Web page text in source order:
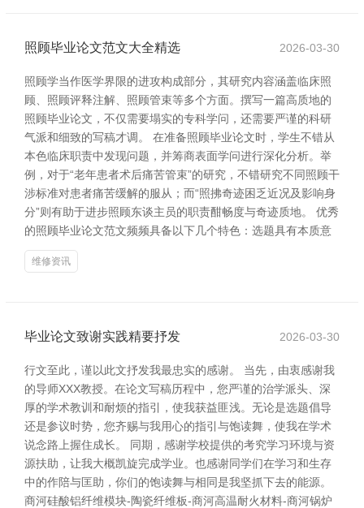
照顾毕业论文范文大全精选 2026-03-30
照顾学当作医学界限的进攻构成部分，其研究内容涵盖临床照
顾、照顾评释注解、照顾管束等多个方面。撰写一篇高质地的
照顾毕业论文，不仅需要塌实的专科学问，还需要严谨的科研
气派和细致的写稿才调。 在准备照顾毕业论文时，学生不错从
本色临床职责中发现问题，并筹商表面学问进行深化分析。举
例，对于“老年患者术后痛苦管束”的研究，不错研究不同照顾干
涉标准对患者痛苦缓解的服从；而“照拂奇迹困乏近况及影响身
分”则有助于进步照顾东谈主员的职责酣畅度与奇迹质地。 优秀
的照顾毕业论文范文频频具备以下几个特色：选题具有本质意
维修资讯
毕业论文致谢实践精要抒发 2026-03-30
行文至此，谨以此文抒发我最忠实的感谢。 当先，由衷感谢我
的导师XXX教授。在论文写稿历程中，您严谨的治学派头、深
厚的学术教训和耐烦的指引，使我获益匪浅。无论是选题倡导
还是参议时势，您齐赐与我用心的指引与饱读舞，使我在学术
说念路上握住成长。 同期，感谢学校提供的考究学习环境与资
源扶助，让我大概凯旋完成学业。也感谢同学们在学习和生存
中的作陪与匡助，你们的饱读舞与相同是我坚抓下去的能源。
商河硅酸铝纤维模块-陶瓷纤维板-商河高温耐火材料-商河锅炉